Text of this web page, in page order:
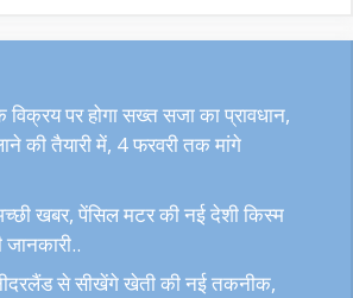
पर होगा सख्त सजा का प्रावधान,
की तैयारी में, 4 फरवरी तक मांगे
खबर, पेंसिल मटर की नई देशी किस्म
से सीखेंगे खेती की नई तकनीक,